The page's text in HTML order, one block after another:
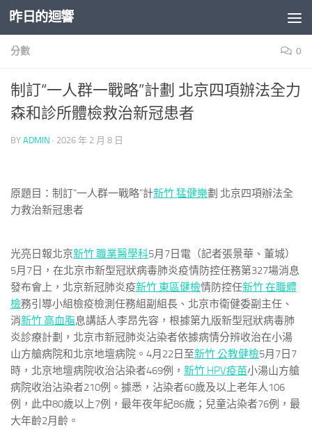
Skip to content
昨日的迴響
分數 0
制訂“一人群一戰略”計劃 北京四項辦法全力
森和診所體檢救治新冠患者
BY ADMIN · 2026 年 2 月 8 日
原題目：制訂“一人群一戰略”計新竹 猛健樂劃 北京四項辦法全
力救治新冠患者
光亮日報北京新竹 職業醫學科5月7日電（記者張景華、董城）
5月7日，在北京市新型冠狀病毒肺炎疫情防控任務第327場消息
發布會上，北京新冠肺炎疫新竹 東區健檢情防控任新竹 在職體
檢務引導小組檢疫檢測任務組副組長、北京市衛健委副主任、
消新竹 高血脂息講話人李昂先容，根據第九版新型冠狀病毒肺
炎診療計劃，北京市新冠肺炎沾染者依據病情分辨收治在小湯
山方艙病院和北京地壇病院。4月22日至新竹 公教健檢5月7日7
時，北京地壇病院收治沾染者469例， 新竹 HPV疫苗小湯山方艙
病院收治沾染者210例。據悉，沾染者60歲及以上老年人106
例，此中80歲以上7例，最年夜年紀86歲；兒童沾染者76例，最
大年齡2月齡。